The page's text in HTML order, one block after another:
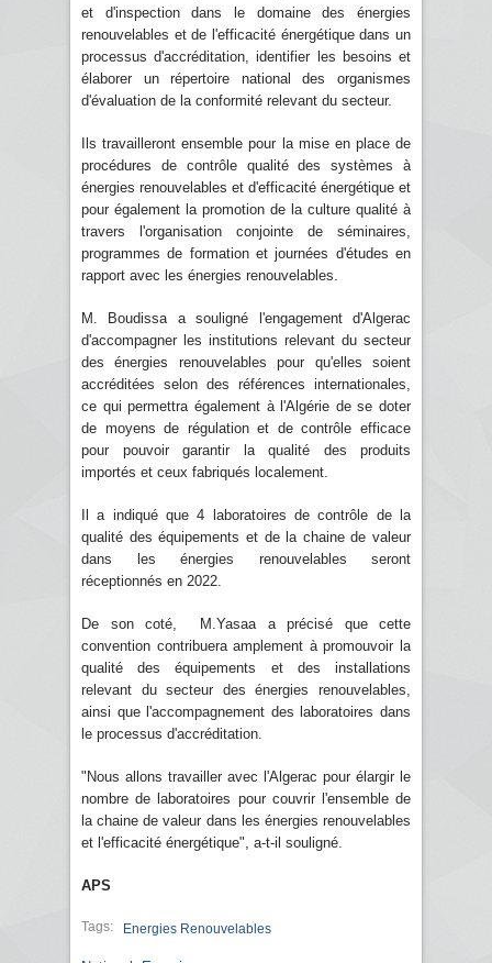
et d'inspection dans le domaine des énergies
renouvelables et de l'efficacité énergétique dans un
processus d'accréditation, identifier les besoins et
élaborer un répertoire national des organismes
d'évaluation de la conformité relevant du secteur.
Ils travailleront ensemble pour la mise en place de
procédures de contrôle qualité des systèmes à
énergies renouvelables et d'efficacité énergétique et
pour également la promotion de la culture qualité à
travers l'organisation conjointe de séminaires,
programmes de formation et journées d'études en
rapport avec les énergies renouvelables.
M. Boudissa a souligné l'engagement d'Algerac
d'accompagner les institutions relevant du secteur
des énergies renouvelables pour qu'elles soient
accréditées selon des références internationales,
ce qui permettra également à l'Algérie de se doter
de moyens de régulation et de contrôle efficace
pour pouvoir garantir la qualité des produits
importés et ceux fabriqués localement.
Il a indiqué que 4 laboratoires de contrôle de la
qualité des équipements et de la chaine de valeur
dans les énergies renouvelables seront
réceptionnés en 2022.
De son coté, M.Yasaa a précisé que cette
convention contribuera amplement à promouvoir la
qualité des équipements et des installations
relevant du secteur des énergies renouvelables,
ainsi que l'accompagnement des laboratoires dans
le processus d'accréditation.
"Nous allons travailler avec l'Algerac pour élargir le
nombre de laboratoires pour couvrir l'ensemble de
la chaine de valeur dans les énergies renouvelables
et l'efficacité énergétique", a-t-il souligné.
APS
Tags: Energies Renouvelables